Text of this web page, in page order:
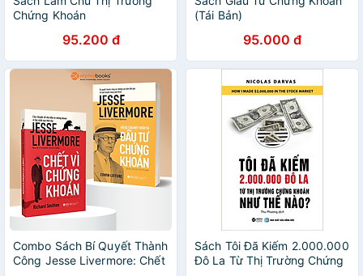
Chứng Khoán
95.200 đ
(Tái Bản)
95.000 đ
Combo Sách Bí Quyết Thành
Công Jesse Livermore: Chết
Sách Tôi Đã Kiếm 2.000.000
Đô La Từ Thị Trường Chứng